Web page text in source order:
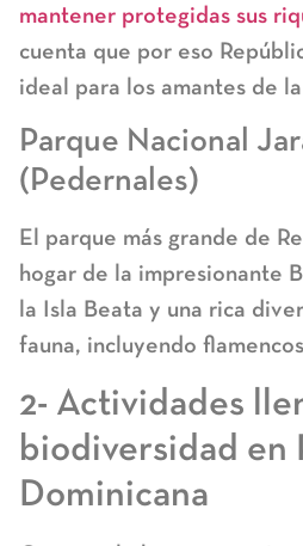
mantener protegidas sus
cuenta que por eso
ideal para los amantes de
Parque Nacional
(Pedernales)
El parque más grande de
hogar de la impresionante
la Isla Beata y una rica
fauna, incluyendo
2- Actividades
biodiversidad en
Dominicana